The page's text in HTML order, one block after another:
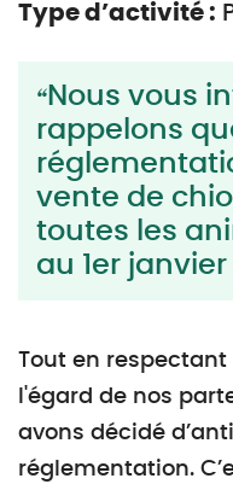
Type d’activité :
Nous vous
rappelons
vente de
toutes les
au 1er janvier
Tout en
l'égard de nos
avons décidé
réglementation.